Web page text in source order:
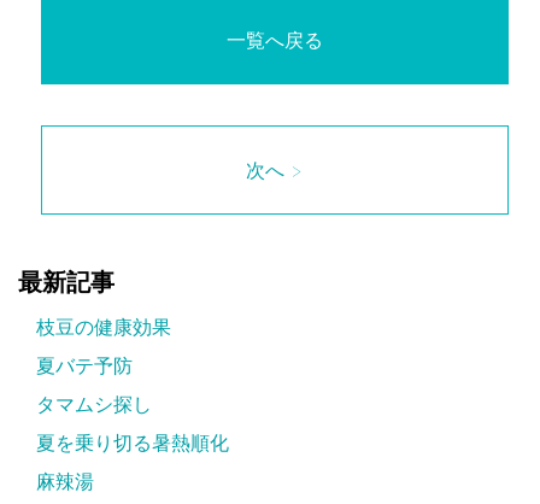
一覧へ戻る
次へ >
最新記事
枝豆の健康効果
夏バテ予防
タマムシ探し
夏を乗り切る暑熱順化
麻辣湯